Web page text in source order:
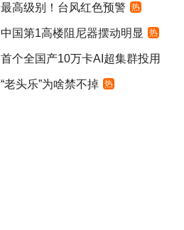
最高级别！台风红色预警 热
中国第1高楼阻尼器摆动明显 热
首个全国产10万卡AI超集群投用
“老头乐”为啥禁不掉 热